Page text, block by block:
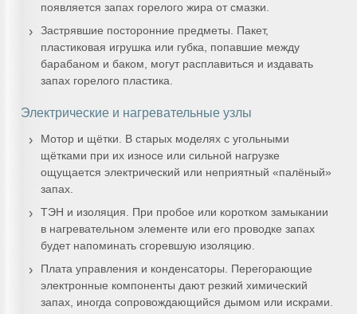
появляется запах горелого жира от смазки.
Застрявшие посторонние предметы. Пакет,
пластиковая игрушка или губка, попавшие между
барабаном и баком, могут расплавиться и издавать
запах горелого пластика.
Электрические и нагревательные узлы
Мотор и щётки. В старых моделях с угольными
щётками при их износе или сильной нагрузке
ощущается электрический или неприятный «палёный»
запах.
ТЭН и изоляция. При пробое или коротком замыкании
в нагревательном элементе или его проводке запах
будет напоминать сгоревшую изоляцию.
Плата управления и конденсаторы. Перегорающие
электронные компоненты дают резкий химический
запах, иногда сопровождающийся дымом или искрами.